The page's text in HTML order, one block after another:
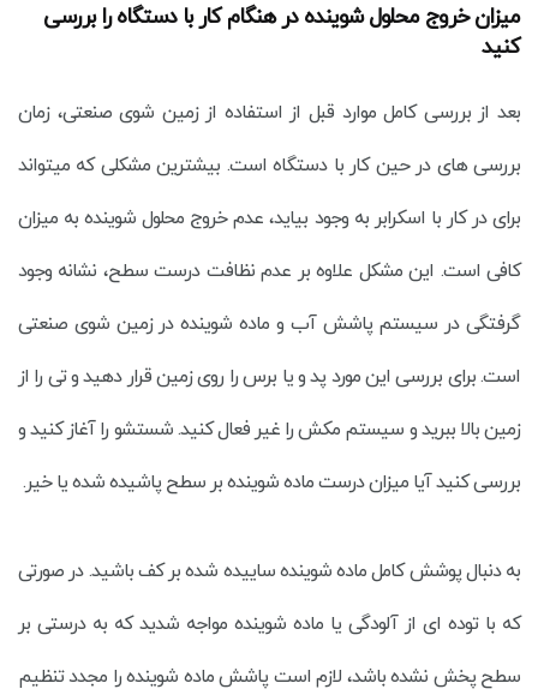
میزان خروج محلول شوینده در هنگام کار با دستگاه را بررسی
کنید
بعد از بررسی کامل موارد قبل از استفاده از زمین شوی صنعتی، زمان
بررسی های در حین کار با دستگاه است. بیشترین مشکلی که میتواند
برای در کار با اسکرابر به وجود بیاید، عدم خروج محلول شوینده به میزان
کافی است. این مشکل علاوه بر عدم نظافت درست سطح، نشانه وجود
گرفتگی در سیستم پاشش آب و ماده شوینده در زمین شوی صنعتی
است. برای بررسی این مورد پد و یا برس را روی زمین قرار دهید و تی را از
زمین بالا ببرید و سیستم مکش را غیر فعال کنید. شستشو را آغاز کنید و
بررسی کنید آیا میزان درست ماده شوینده بر سطح پاشیده شده یا خیر.
به دنبال پوشش کامل ماده شوینده ساییده شده بر کف باشید. در صورتی
که با توده ای از آلودگی یا ماده شوینده مواجه شدید که به درستی بر
سطح پخش نشده باشد، لازم است پاشش ماده شوینده را مجدد تنظیم